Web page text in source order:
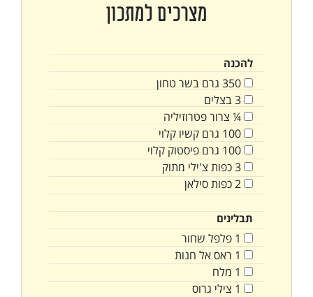
מצרכים למתכון
להכנה
350 גרם בשר טחון
3בצלים
¼ צרורפטרוזיליה
100 גרם קשיו קלוי
100 גרם פיסטוק קלוי
3כפות צ'ילי מתוק
2כפותסילאן
תבלינים
1 פלפל שחור
1 ראס אל חנות
1 מלח
1 צילי גרוס